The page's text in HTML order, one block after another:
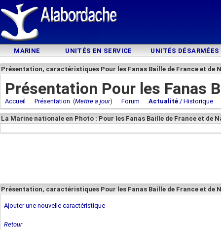
MARINE UNITÉS EN SERVICE UNITÉS DÉSARMÉES
Présentation, caractéristiques Pour les Fanas Baille de France et de
Présentation Pour les Fanas
Accueil Présentation (Mettre a jour) Forum Actualité / Historique
La Marine nationale en Photo : Pour les Fanas Baille de France et de
Présentation, caractéristiques Pour les Fanas Baille de France et de
Ajouter une nouvelle caractéristique
Retour